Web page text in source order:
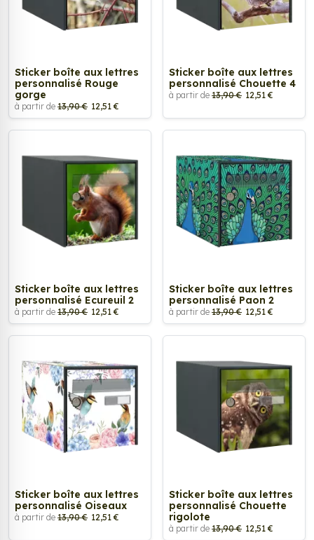
Sticker boîte aux lettres
personnalisé Rouge
gorge
à partir de 13,90 € 12,51 €
Sticker boîte aux lettres
personnalisé Chouette 4
à partir de 13,90 € 12,51 €
Sticker boîte aux lettres
personnalisé Ecureuil 2
à partir de 13,90 € 12,51 €
Sticker boîte aux lettres
personnalisé Paon 2
à partir de 13,90 € 12,51 €
Sticker boîte aux lettres
personnalisé Oiseaux
à partir de 13,90 € 12,51 €
Sticker boîte aux lettres
personnalisé Chouette
rigolote
à partir de 13,90 € 12,51 €